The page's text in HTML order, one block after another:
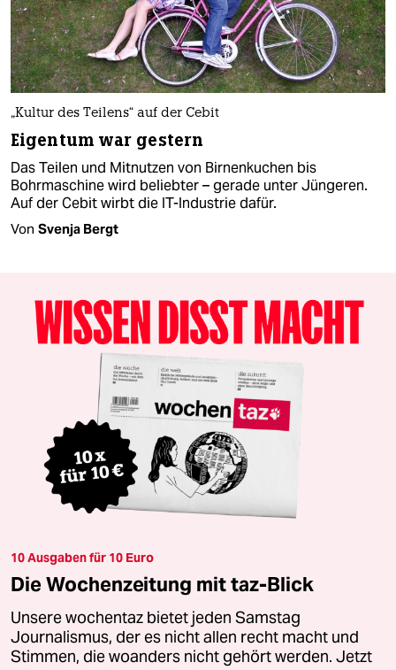
„Kultur des Teilens“ auf der Cebit
Eigentum war gestern
Das Teilen und Mitnutzen von Birnenkuchen bis
Bohrmaschine wird beliebter – gerade unter Jüngeren.
Auf der Cebit wirbt die IT-Industrie dafür.
Von Svenja Bergt
10 Ausgaben für 10 Euro
Die Wochenzeitung mit taz-Blick
Unsere wochentaz bietet jeden Samstag
Journalismus, der es nicht allen recht macht und
Stimmen, die woanders nicht gehört werden. Jetzt